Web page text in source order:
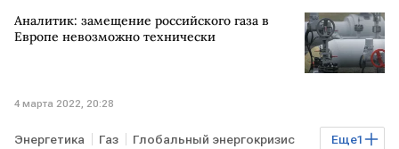
Аналитик: замещение российского газа в
Европе невозможно технически
4 марта 2022, 20:28
Еще1
Энергетика Газ Глобальный энергокризис